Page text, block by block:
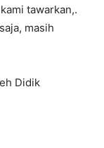
tawarkan,.
masih
Didik